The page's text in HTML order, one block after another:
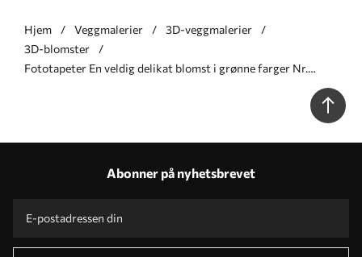
Hjem Veggmalerier
3D-veggmalerier
3D-blomster
Fototapeter En veldig delikat blomst i grønne farger Nr.
Abonner på nyhetsbrevet